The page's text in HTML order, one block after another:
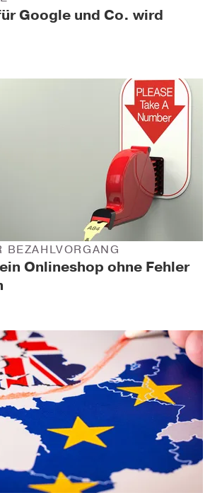
Google und Co. wird
Onlineshop ohne Fehler
BEZAHLVORGANG